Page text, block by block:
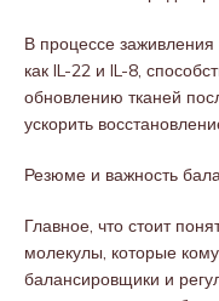
В процессе
как IL-22 и IL-8,
обновлению тканей
ускорить
Резюме и важность
Главное, что стоит
молекулы, которые
балансировщики и